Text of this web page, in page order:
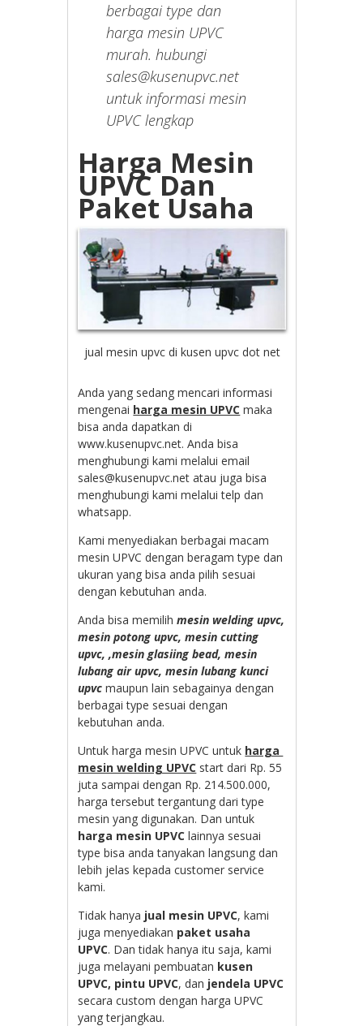
berbagai type dan
harga mesin UPVC
murah. hubungi
sales@kusenupvc.net
untuk informasi mesin
UPVC lengkap
Harga Mesin
UPVC Dan
Paket Usaha
jual mesin upvc di kusen upvc dot net
Anda yang sedang mencari informasi
mengenai harga mesin UPVC maka
bisa anda dapatkan di
www.kusenupvc.net. Anda bisa
menghubungi kami melalui email
sales@kusenupvc.net atau juga bisa
menghubungi kami melalui telp dan
whatsapp.
Kami menyediakan berbagai macam
mesin UPVC dengan beragam type dan
ukuran yang bisa anda pilih sesuai
dengan kebutuhan anda.
Anda bisa memilihmesin welding upvc,
mesin potong upvc, mesin cutting
upvc, ,mesin glasiing bead, mesin
lubang air upvc, mesin lubang kunci
upvc maupun lain sebagainya dengan
berbagai type sesuai dengan
kebutuhan anda.
Untuk harga mesin UPVC untuk harga
mesin welding UPVC start dari Rp. 55
juta sampai dengan Rp. 214.500.000,
harga tersebut tergantung dari type
mesin yang digunakan. Dan untuk
harga mesin UPVC lainnya sesuai
type bisa anda tanyakan langsung dan
lebih jelas kepada customer service
kami.
Tidak hanya jual mesin UPVC, kami
juga menyediakan paket usaha
UPVC. Dan tidak hanya itu saja, kami
juga melayani pembuatan kusen
UPVC, pintu UPVC, dan jendela UPVC
secara custom dengan harga UPVC
yang terjangkau.